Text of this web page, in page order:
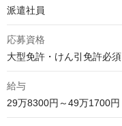
派遣社員
応募資格
大型免許・けん引免許必須
給与
29万8300円～49万1700円